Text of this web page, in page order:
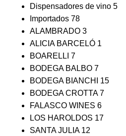
Dispensadores de vino 5
Importados 78
ALAMBRADO 3
ALICIA BARCELÓ 1
BOARELLI 7
BODEGA BALBO 7
BODEGA BIANCHI
15
BODEGA CROTTA 7
FALASCO WINES 6
LOS HAROLDOS 17
SANTA JULIA 12